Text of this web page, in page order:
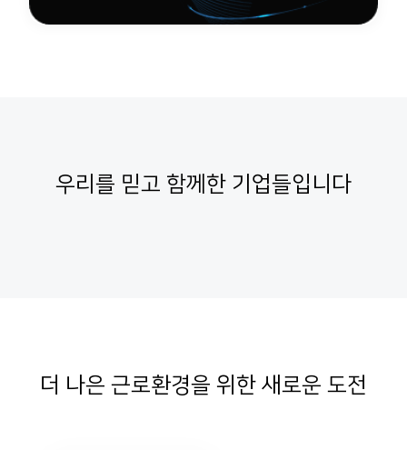
우리를 믿고 함께한 기업들입니다
더 나은 근로환경을 위한 새로운 도전